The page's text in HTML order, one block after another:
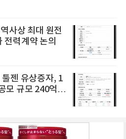
사상 최대 원전
력계약 논의
젠 유상증자, 1
모 규모 240억으